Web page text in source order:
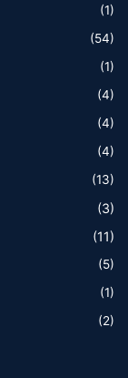
(1)
(54)
(1)
(4)
(4)
(4)
(13)
(3)
(11)
(5)
(1)
(2)